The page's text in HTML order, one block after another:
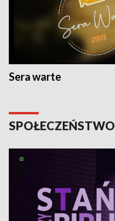
Sera warte
SPOŁECZEŃSTWO